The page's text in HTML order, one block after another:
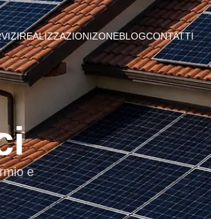
REALIZZAZIONIZONEBLOGCONTATTI
e